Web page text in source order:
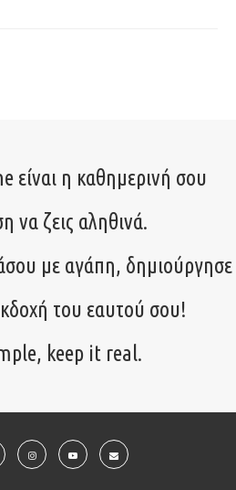
είναι η καθημερινή σου
να ζεις αληθινά.
με αγάπη, δημιούργησε
του εαυτού σου!
keep it real.